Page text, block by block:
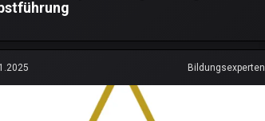
Bildungsexperten